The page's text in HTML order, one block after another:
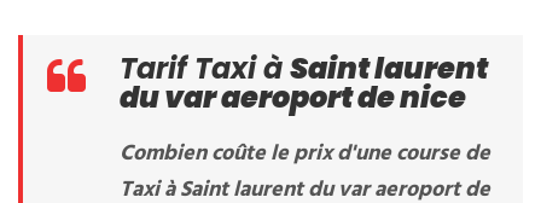
Tarif Taxi àSaint laurent
du var aeroport de nice
Combien coûte le prix d'une course de
Taxi à Saint laurent du var aeroport de